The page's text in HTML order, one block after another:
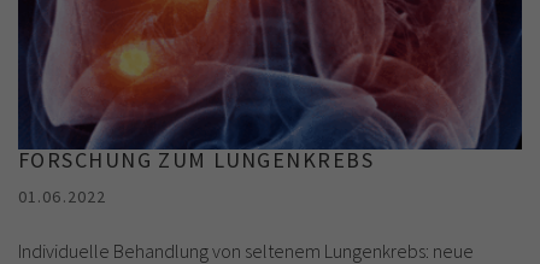
FORSCHUNG ZUM LUNGENKREBS
01.06.2022
Individuelle Behandlung von seltenem Lungenkrebs: neue